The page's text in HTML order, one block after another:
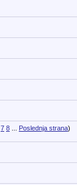
7 8... Poslednja strana)